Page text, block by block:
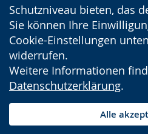
Schutzniveau bieten, das
Sie können Ihre
Cookie-Einstellungen
widerrufen.
Weitere Informationen
Datenschutzerklärung.
Alle